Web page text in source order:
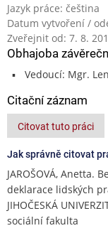
Jazyk práce: čeština
Datum vytvoření /
Zveřejnit od: 7. 8.
Obhajoba
Vedoucí: Mgr.
Citační záznam
Citovat tuto práci
Jak správně citovat
JAROŠOVÁ, Anetta.
deklarace lidských
JIHOČESKÁ
sociální fakulta